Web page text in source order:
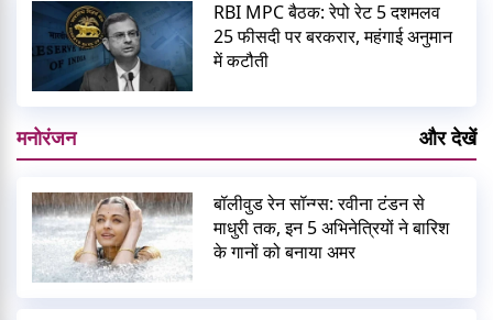
RBI MPC बैठक: रेपो रेट 5 दशमलव
25 फीसदी पर बरकरार, महंगाई अनुमान
में कटौती
मनोरंजन और देखें
बॉलीवुड रेन सॉन्ग्स: रवीना टंडन से
माधुरी तक, इन 5 अभिनेत्रियों ने बारिश
के गानों को बनाया अमर